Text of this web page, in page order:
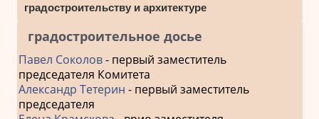
градостроительству и архитектуре
градостроительное досье
Павел Соколов- первый заместитель
председателя Комитета
Александр Тетерин - первый заместитель
председателя